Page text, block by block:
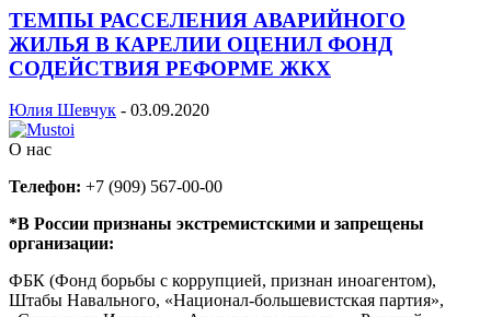
ТЕМПЫ РАССЕЛЕНИЯ АВАРИЙНОГО
ЖИЛЬЯ В КАРЕЛИИ ОЦЕНИЛ ФОНД
СОДЕЙСТВИЯ РЕФОРМЕ ЖКХ
Юлия Шевчук - 03.09.2020
О нас
Телефон: +7 (909) 567-00-00
*В России признаны экстремистскими и запрещены
организации:
ФБК (Фонд борьбы с коррупцией, признан иноагентом),
Штабы Навального, «Национал-большевистская партия»,